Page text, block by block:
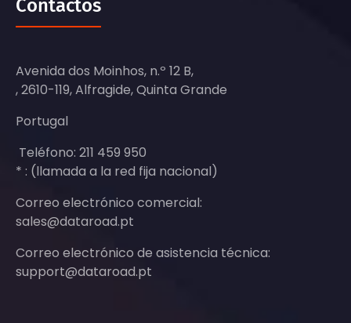
Contactos
Avenida dos Moinhos, n.º 12 B,
, 2610-119, Alfragide, Quinta Grande
Portugal
Teléfono: 211 459 950
* : (llamada a la red fija nacional)
Correo electrónico comercial:
sales@dataroad.pt
Correo electrónico de asistencia técnica:
support@dataroad.pt